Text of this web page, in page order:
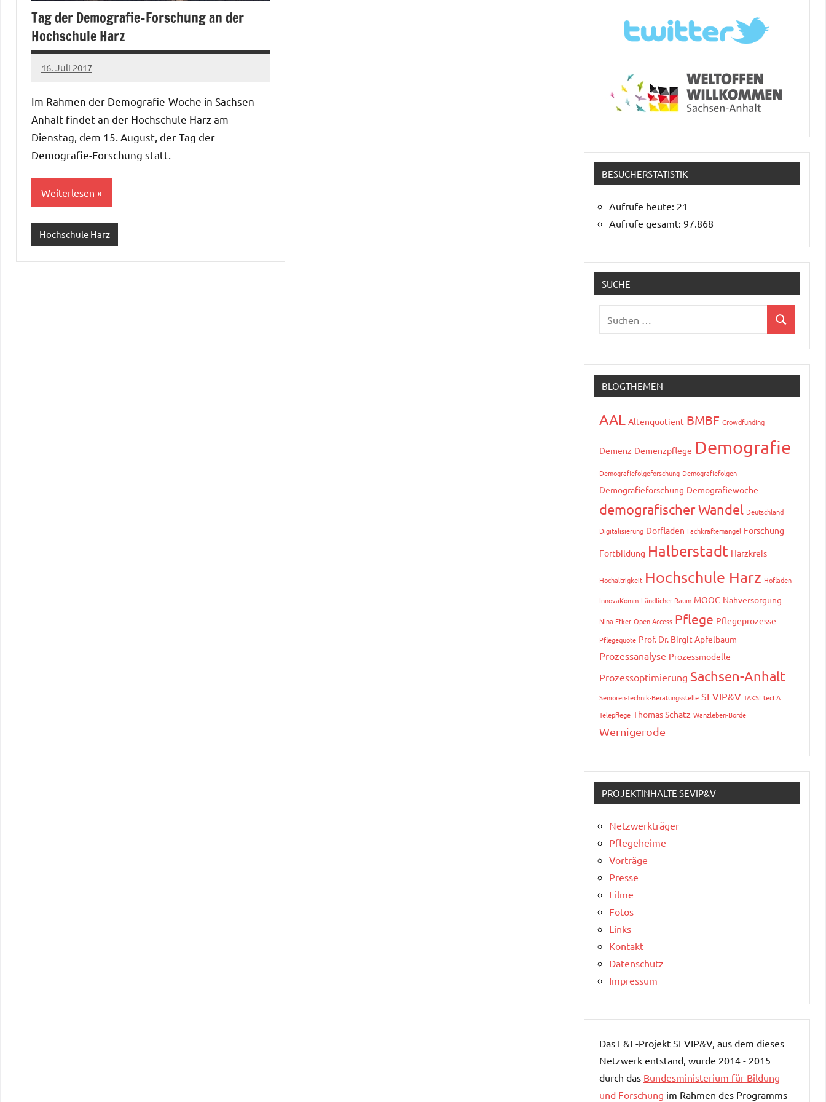
Tag der Demografie-Forschung an der
Hochschule Harz
16. Juli 2017
Christian
Im Rahmen der Demografie-Woche in Sachsen-
Anhalt findet an der Hochschule Harz am
Dienstag, dem 15. August, der Tag der
Demografie-Forschung statt.
Weiterlesen
Hochschule Harz
BESUCHERSTATISTIK
Aufrufe heute: 21
Aufrufe gesamt: 97.868
SUCHE
nach:
Suchen
BLOGTHEMEN
AAL Altenquotient BMBF Crowdfunding
Demenz Demenzpflege Demografie
Demografiefolgeforschung Demografiefolgen
Demografieforschung Demografiewoche
demografischer Wandel Deutschland
Digitalisierung Dorfladen Fachkräftemangel Forschung
Fortbildung Halberstadt Harzkreis
Hochaltrigkeit Hochschule Harz Hofladen
InnovaKomm Ländlicher Raum MOOC Nahversorgung
Nina Efker Open Access Pflege Pflegeprozesse
Pflegequote Prof. Dr. Birgit Apfelbaum
Prozessanalyse Prozessmodelle
Prozessoptimierung Sachsen-Anhalt
Senioren-Technik-Beratungsstelle SEVIP&V TAKSI tecLA
Telepflege Thomas Schatz Wanzleben-Börde
Wernigerode
PROJEKTINHALTE SEVIP&V
Netzwerkträger
Pflegeheime
Vorträge
Presse
Filme
Fotos
Links
Kontakt
Datenschutz
Impressum
Das F&E-Projekt SEVIP&V, aus dem dieses
Netzwerk entstand, wurde 2014 - 2015
durch das Bundesministerium für Bildung
und Forschung im Rahmen des Programms